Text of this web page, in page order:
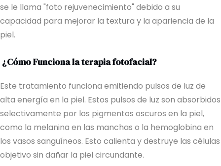
se le llama "foto rejuvenecimiento" debido a su
capacidad para mejorar la textura y la apariencia de la
piel.
¿Cómo Funciona la terapia fotofacial?
Este tratamiento funciona emitiendo pulsos de luz de
alta energía en la piel. Estos pulsos de luz son absorbidos
selectivamente por los pigmentos oscuros en la piel,
como la melanina en las manchas o la hemoglobina en
los vasos sanguíneos. Esto calienta y destruye las células
objetivo sin dañar la piel circundante.